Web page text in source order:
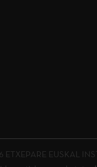
ETXEPARE EUSKAL